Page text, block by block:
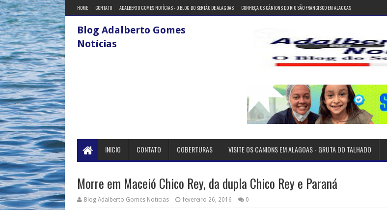
HOME CONTATO ADALBERTO GOMES NOTÍCIAS - O BLOG DO SERTÃO DE ALAGOAS CONHEÇA OS CÂNIONS DO RIO SÃO FRANCISCO EM ALAGOAS
Blog Adalberto Gomes
Notícias
INICIO CONTATO COBERTURAS VISITE OS CANIONS EM ALAGOAS - GRUTA DO TALHADO
Morre em Maceió Chico Rey, da dupla Chico Rey e Paraná
Blog Adalberto Gomes Noticias fevereiro 26, 2016 0